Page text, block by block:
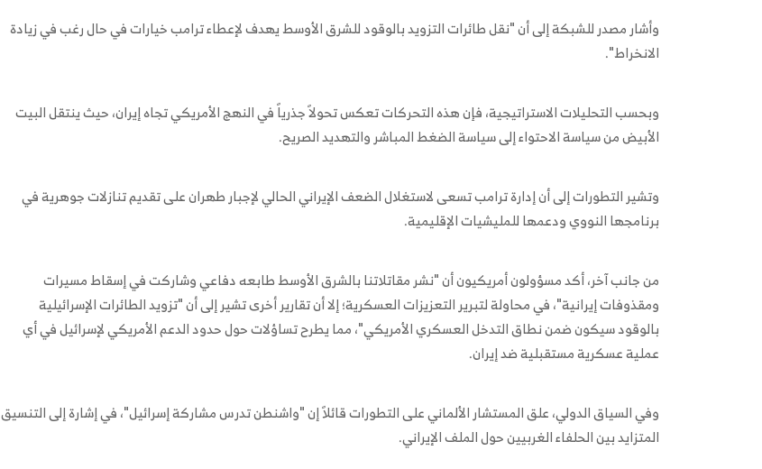
وأشار مصدر للشبكة إلى أن "نقل طائرات التزويد بالوقود للشرق الأوسط يهدف لإعطاء ترامب خيارات في حال رغب في زيادة
الانخراط".
وبحسب التحليلات الاستراتيجية، فإن هذه التحركات تعكس تحولاً جذرياً في النهج الأمريكي تجاه إيران، حيث ينتقل البيت
الأبيض من سياسة الاحتواء إلى سياسة الضغط المباشر والتهديد الصريح.
وتشير التطورات إلى أن إدارة ترامب تسعى لاستغلال الضعف الإيراني الحالي لإجبار طهران على تقديم تنازلات جوهرية في
برنامجها النووي ودعمها للمليشيات الإقليمية.
من جانب آخر، أكد مسؤولون أمريكيون أن "نشر مقاتلاتنا بالشرق الأوسط طابعه دفاعي وشاركت في إسقاط مسيرات
ومقذوفات إيرانية"، في محاولة لتبرير التعزيزات العسكرية؛ إلا أن تقارير أخرى تشير إلى أن "تزويد الطائرات الإسرائيلية
بالوقود سيكون ضمن نطاق التدخل العسكري الأمريكي"، مما يطرح تساؤلات حول حدود الدعم الأمريكي لإسرائيل في أي
عملية عسكرية مستقبلية ضد إيران.
وفي السياق الدولي، علق المستشار الألماني على التطورات قائلاً إن "واشنطن تدرس مشاركة إسرائيل"، في إشارة إلى التنسيق
المتزايد بين الحلفاء الغربيين حول الملف الإيراني.